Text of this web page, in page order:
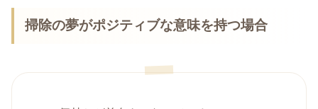
掃除の夢がポジティブな意味を持つ場合